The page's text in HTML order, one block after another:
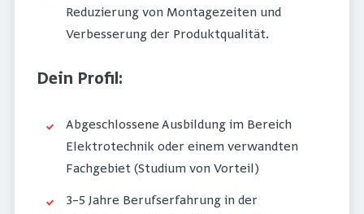
Reduzierung von Montagezeiten und
Verbesserung der Produktqualität.
Dein Profil:
Abgeschlossene Ausbildung im Bereich
Elektrotechnik oder einem verwandten
Fachgebiet (Studium von Vorteil)
3–5 Jahre Berufserfahrung in der